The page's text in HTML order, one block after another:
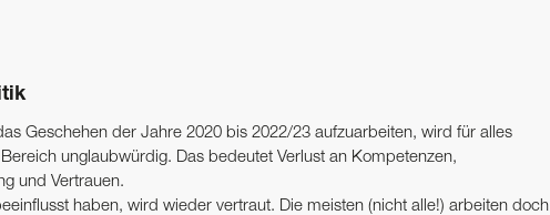
Geschehen der Jahre 2020 bis 2022/23 aufzuarbeiten, wird für alles
unglaubwürdig. Das bedeutet Verlust an Kompetenzen,
und Vertrauen.
haben, wird wieder vertraut. Die meisten (nicht alle!) arbeiten doch